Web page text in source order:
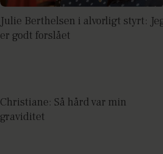
Julie Berthelsen i alvorligt styrt:
er godt forslået
Christiane: Så hård var min
graviditet